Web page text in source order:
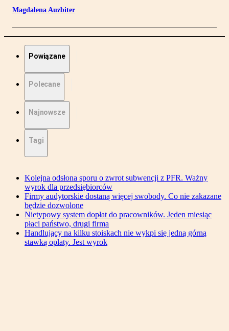
Magdalena Auzbiter
Powiązane
Polecane
Najnowsze
Tagi
Kolejna odsłona sporu o zwrot subwencji z PFR. Ważny
wyrok dla przedsiębiorców
Firmy audytorskie dostaną więcej swobody. Co nie zakazane
będzie dozwolone
Nietypowy system dopłat do pracowników. Jeden miesiąc
płaci państwo, drugi firma
Handlujący na kilku stoiskach nie wykpi się jedną górną
stawką opłaty. Jest wyrok